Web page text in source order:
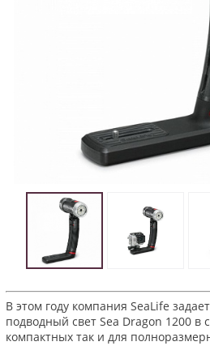
В этом году компания SeaLife
подводный свет Sea Dragon 1200
компактных так и для